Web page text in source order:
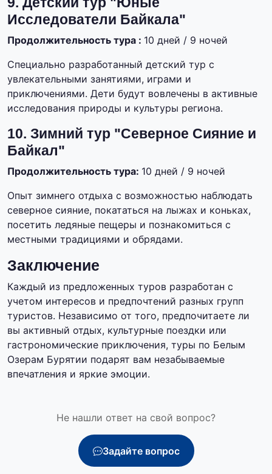
Исследователи Байкала"
Продолжительность тура : 10 дней / 9 ночей
Специально разработанный детский тур с
увлекательными занятиями, играми и
приключениями. Дети будут вовлечены в активные
исследования природы и культуры региона.
10. Зимний тур "Северное Сияние и
Байкал"
Продолжительность тура: 10 дней / 9 ночей
Опыт зимнего отдыха с возможностью наблюдать
северное сияние, покататься на лыжах и коньках,
посетить ледяные пещеры и познакомиться с
местными традициями и обрядами.
Заключение
Каждый из предложенных туров разработан с
учетом интересов и предпочтений разных групп
туристов. Независимо от того, предпочитаете ли
вы активный отдых, культурные поездки или
гастрономические приключения, туры по Белым
Озерам Бурятии подарят вам незабываемые
впечатления и яркие эмоции.
Не нашли ответ на свой вопрос?
Задайте вопрос